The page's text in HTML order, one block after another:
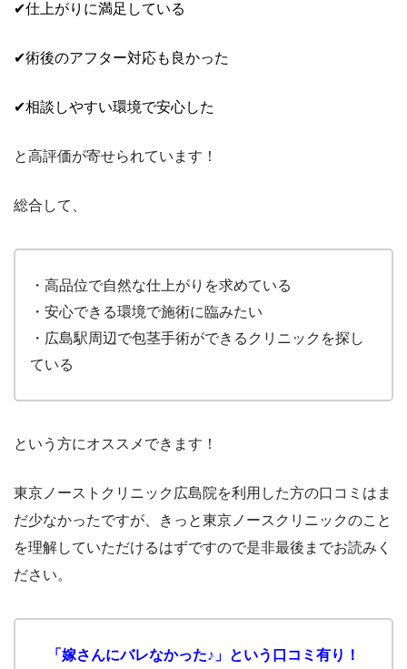
✔仕上がりに満足している
✔術後のアフター対応も良かった
✔相談しやすい環境で安心した
と高評価が寄せられています！
総合して、
・高品位で自然な仕上がりを求めている
・安心できる環境で施術に臨みたい
・広島駅周辺で包茎手術ができるクリニックを探し
ている
という方にオススメできます！
東京ノーストクリニック広島院を利用した方の口コミはま
だ少なかったですが、きっと東京ノースクリニックのこと
を理解していただけるはずですので是非最後までお読みく
ださい。
「嫁さんにバレなかった♪」という口コミ有り！